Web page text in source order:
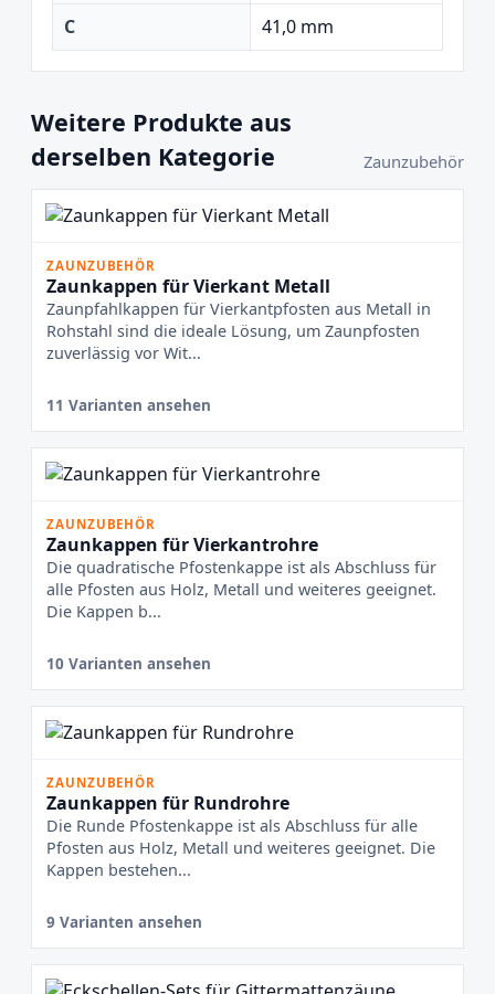
C 41,0 mm
Weitere Produkte aus
derselben Kategorie
Zaunzubehör
ZAUNZUBEHÖR
Zaunkappen für Vierkant Metall
Zaunpfahlkappen für Vierkantpfosten aus Metall in
Rohstahl sind die ideale Lösung, um Zaunpfosten
zuverlässig vor Wit...
11 Varianten ansehen
ZAUNZUBEHÖR
Zaunkappen für Vierkantrohre
Die quadratische Pfostenkappe ist als Abschluss für
alle Pfosten aus Holz, Metall und weiteres geeignet.
Die Kappen b...
10 Varianten ansehen
ZAUNZUBEHÖR
Zaunkappen für Rundrohre
Die Runde Pfostenkappe ist als Abschluss für alle
Pfosten aus Holz, Metall und weiteres geeignet. Die
Kappen bestehen...
9 Varianten ansehen